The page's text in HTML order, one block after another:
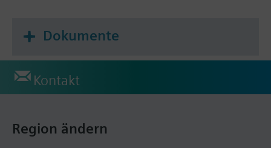
Dokumente
Kontakt
Region ändern